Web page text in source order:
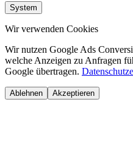
System
Wir verwenden Cookies
Wir nutzen Google Ads
welche Anzeigen zu Anfragen
Google übertragen.
Ablehnen Akzeptieren